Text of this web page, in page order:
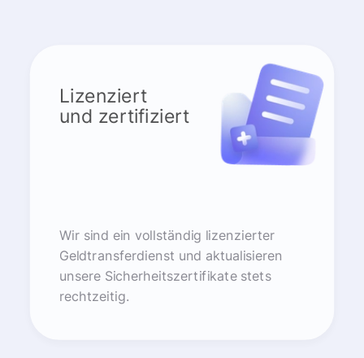
Lizenziert
und zertifiziert
Wir sind ein vollständig lizenzierter
Geldtransferdienst und aktualisieren
unsere Sicherheitszertifikate stets
rechtzeitig.